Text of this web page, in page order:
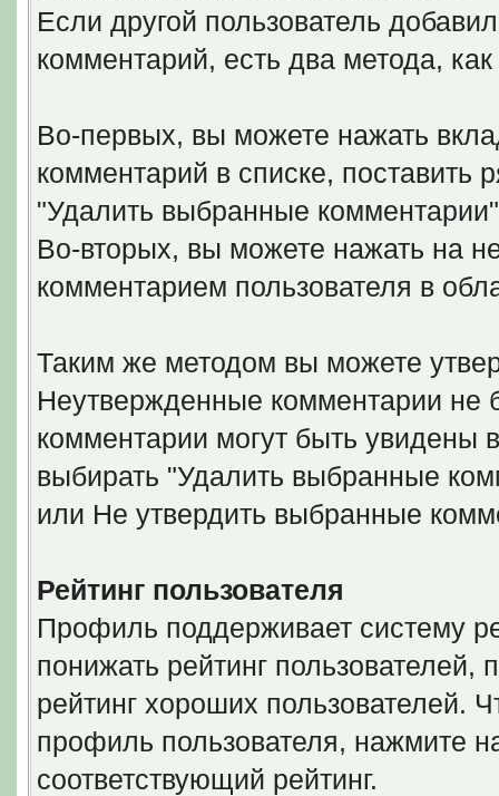
Если другой пользователь
комментарий, есть два метода,
Во-первых, вы можете нажать
комментарий в списке, поставить
"Удалить выбранные
Во-вторых, вы можете нажать на
комментарием пользователя в
Таким же методом вы можете
Неутвержденные комментарии не
комментарии могут быть увидены
выбирать "Удалить выбранные
или Не утвердить выбранные
Рейтинг пользователя
Профиль поддерживает систему
понижать рейтинг
рейтинг хороших пользователей.
профиль пользователя, нажмите
соответствующий рейтинг.